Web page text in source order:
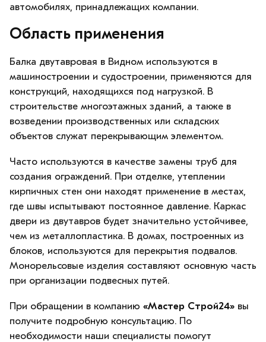
автомобилях, принадлежащих компании.
Область применения
Балка двутавровая в Видном используются в
машиностроении и судостроении, применяются для
конструкций, находящихся под нагрузкой. В
строительстве многоэтажных зданий, а также в
возведении производственных или складских
объектов служат перекрывающим элементом.
Часто используются в качестве замены труб для
создания ограждений. При отделке, утеплении
кирпичных стен они находят применение в местах,
где швы испытывают постоянное давление. Каркас
двери из двутавров будет значительно устойчивее,
чем из металлопластика. В домах, построенных из
блоков, используются для перекрытия подвалов.
Монорельсовые изделия составляют основную часть
при организации подвесных путей.
При обращении в компанию «Мастер Строй24» вы
получите подробную консультацию. По
необходимости наши специалисты помогут